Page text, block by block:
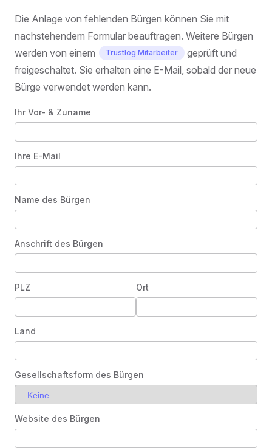
Die Anlage von fehlenden Bürgen können Sie mit
nachstehendem Formular beauftragen. Weitere Bürgen
werden von einem
Trustlog Mitarbeiter
geprüft und
freigeschaltet. Sie erhalten eine E-Mail, sobald der neue
Bürge verwendet werden kann.
Ihr Vor- & Zuname
Ihre E-Mail
Name des Bürgen
Anschrift des Bürgen
PLZ Ort
Land
Gesellschaftsform des Bürgen
Website des Bürgen